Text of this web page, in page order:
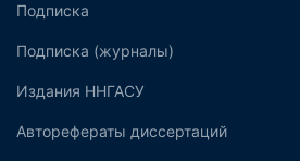
Подписка
Подписка (журналы)
Издания ННГАСУ
Авторефераты диссертаций